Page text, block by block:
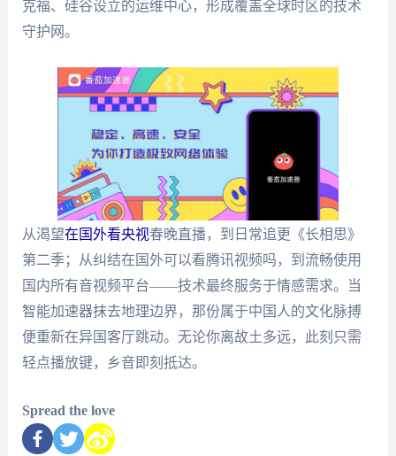
克福、硅谷设立的运维中心，形成覆盖全球时区的技术
守护网。
从渴望在国外看央视春晚直播，到日常追更《长相思》
第二季；从纠结在国外可以看腾讯视频吗，到流畅使用
国内所有音视频平台——技术最终服务于情感需求。当
智能加速器抹去地理边界，那份属于中国人的文化脉搏
便重新在异国客厅跳动。无论你离故土多远，此刻只需
轻点播放键，乡音即刻抵达。
Spread the love